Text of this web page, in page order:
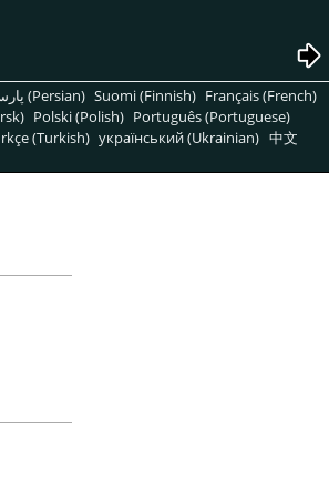
پارسی (Persian) Suomi (Finnish) Français (French)
Polski (Polish) Português (Portuguese)
(Turkish) український (Ukrainian) 中文